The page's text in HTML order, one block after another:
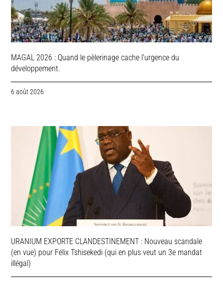
MAGAL 2026 : Quand le pèlerinage cache l’urgence du
développement.
6 août 2026
URANIUM EXPORTE CLANDESTINEMENT : Nouveau scandale
(en vue) pour Félix Tshisekedi (qui en plus veut un 3e mandat
illégal)